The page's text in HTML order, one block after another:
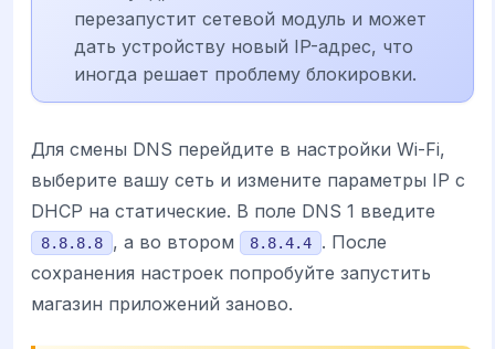
перезапустит сетевой модуль и может
дать устройству новый IP-адрес, что
иногда решает проблему блокировки.
Для смены DNS перейдите в настройки Wi-Fi,
выберите вашу сеть и измените параметры IP с
DHCP на статические. В поле DNS 1 введите
8.8.8.8 , а во втором 8.8.4.4
. После
сохранения настроек попробуйте запустить
магазин приложений заново.